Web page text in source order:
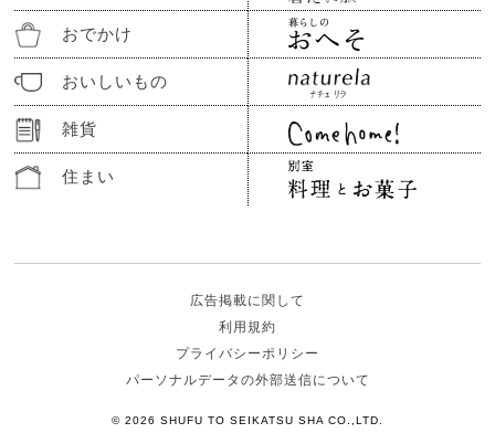
おでかけ
おいしいもの
雑貨
住まい
広告掲載に関して
利用規約
プライバシーポリシー
パーソナルデータの外部送信について
© 2026 SHUFU TO SEIKATSU SHA CO.,LTD.